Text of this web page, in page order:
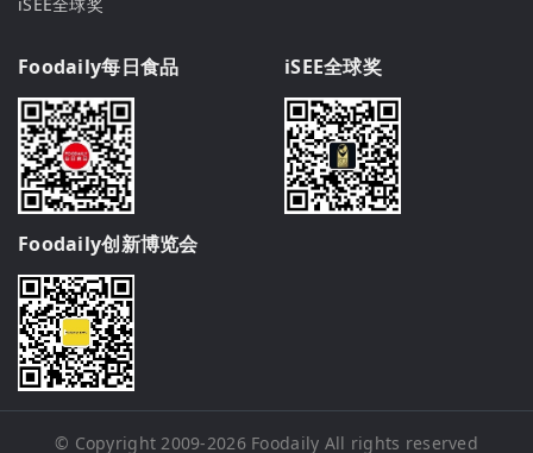
Foodaily每日食品 iSEE全球奖
Foodaily创新博览会
© Copyright 2009-2026 Foodaily All rights reserved